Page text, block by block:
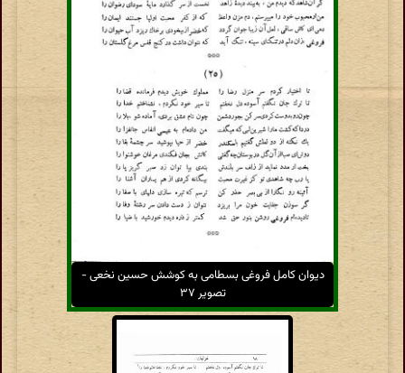
دیوان کامل فروغی بسطامی به کوشش حسین نخعی -
تصویر ۳۷